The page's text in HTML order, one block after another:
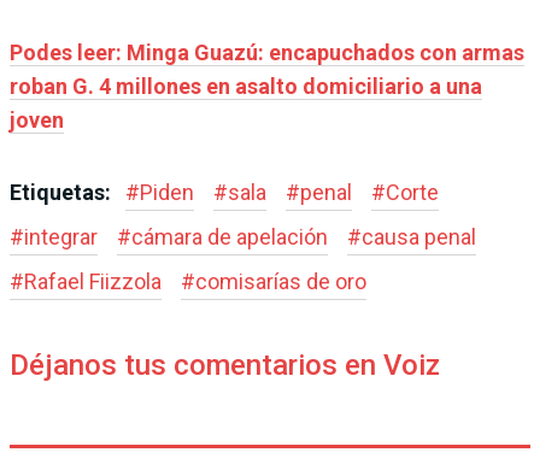
Podes leer: Minga Guazú: encapuchados con armas
roban G. 4 millones en asalto domiciliario a una
joven
Etiquetas: #Piden #sala #penal #Corte
#integrar #cámara de apelación #causa penal
#Rafael Fiizzola #comisarías de oro
Déjanos tus comentarios en Voiz